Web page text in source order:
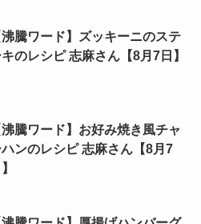
沸騰ワード】ズッキーニのステ
のレシピ 志麻さん【8月7日】
沸騰ワード】お好み焼き風チャ
ンのレシピ 志麻さん【8月7